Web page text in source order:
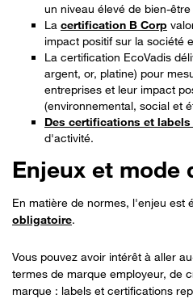
un niveau élevé de bien-
La certification B Corp
impact positif sur la société
La certification EcoVadis
argent, or, platine) pour
entreprises et leur impact
(environnemental, social et
Des certifications et labels
d'activité.
Enjeux et mode
En matière de normes, l'enjeu est
obligatoire.
Vous pouvez avoir intérêt à aller
termes de marque employeur, de
marque : labels et certifications